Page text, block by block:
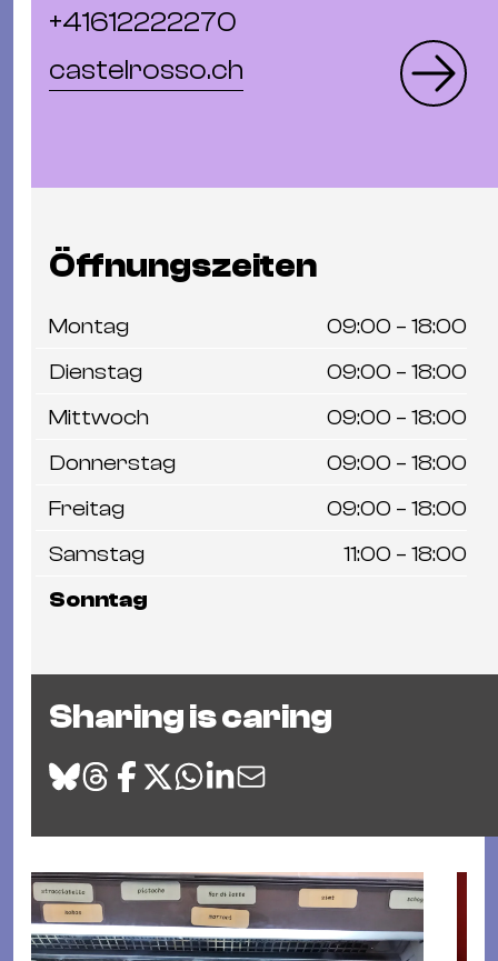
Newsletter Suchen
+41612222270
castelrosso.ch
Öffnungszeiten
Montag
09:00 – 18:00
Dienstag
09:00 – 18:00
Mittwoch
09:00 – 18:00
Donnerstag
09:00 – 18:00
Freitag
09:00 – 18:00
Samstag
11:00 – 18:00
Sonntag
Sharing is caring